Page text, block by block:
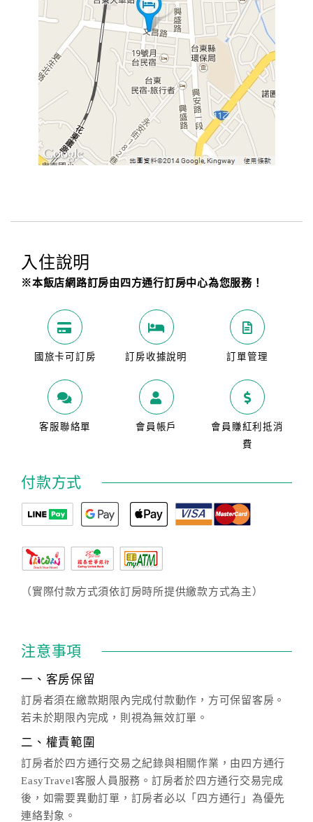
入住說明
※本飯店網路訂房由四方通行訂房中心為您服務！
國旅卡可訂房 訂房收據說明 訂單管理
客服聯絡單 會員帳戶
會員賺紅利抵消
費
付款方式
（實際付款方式須依訂房時所提供繳款方式為主）
注意事項
一、客房保留
訂房者須在繳款期限內完成付款動作，方可保留客房。
若未於期限內完成，則視為無效訂單。
二、權責範圍
訂房者於四方通行交易之紀錄與相關作業，由四方通行
EasyTravel客服人員服務。訂房者於四方通行交易完成
後，如需要異動訂單，訂房者必以「四方通行」為優先
連絡對象。